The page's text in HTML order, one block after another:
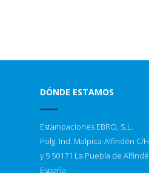
DÓNDE ESTAMOS
Estampaciones EBRO, S.L.
Polg. Ind. Malpica-Alfindén C/
y 5 50171 La Puebla de
España